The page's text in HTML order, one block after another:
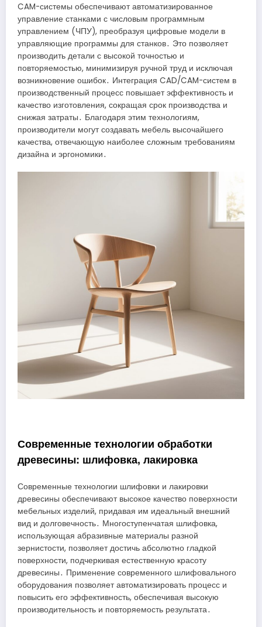
CAM-системы обеспечивают автоматизированное
управление станками с числовым программным
управлением (ЧПУ), преобразуя цифровые модели в
управляющие программы для станков․ Это позволяет
производить детали с высокой точностью и
повторяемостью, минимизируя ручной труд и исключая
возникновение ошибок․ Интеграция CAD/CAM-систем в
производственный процесс повышает эффективность и
качество изготовления, сокращая срок производства и
снижая затраты․ Благодаря этим технологиям,
производители могут создавать мебель высочайшего
качества, отвечающую наиболее сложным требованиям
дизайна и эргономики․
Современные технологии обработки
древесины: шлифовка, лакировка
Современные технологии шлифовки и лакировки
древесины обеспечивают высокое качество поверхности
мебельных изделий, придавая им идеальный внешний
вид и долговечность․ Многоступенчатая шлифовка,
использующая абразивные материалы разной
зернистости, позволяет достичь абсолютно гладкой
поверхности, подчеркивая естественную красоту
древесины․ Применение современного шлифовального
оборудования позволяет автоматизировать процесс и
повысить его эффективность, обеспечивая высокую
производительность и повторяемость результата․